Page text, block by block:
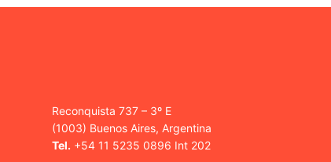
Reconquista 737 – 3º E
(1003) Buenos Aires, Argentina
Tel. +54 11 5235 0896 Int 202